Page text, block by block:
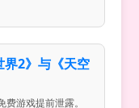
界2》与《天空
游戏提前泄露。